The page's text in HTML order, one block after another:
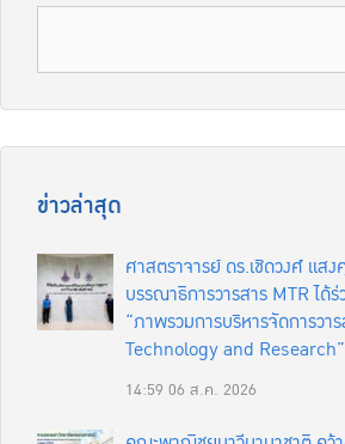
ข่าวล่าสุด
ศาสตราจารย์ ดร.เชิดวงศ์ แส
บรรณาธิการวารสาร MTR ได้
“ภาพรวมการบริหารจัดการว
Technology and Research”
14:59 06 ส.ค. 2026